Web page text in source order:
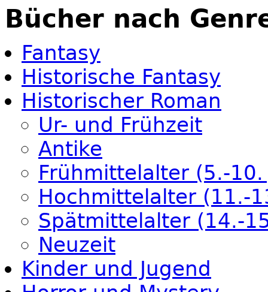
Bücher nach
Fantasy
Historische Fantasy
Historischer Roman
Ur- und Frühzeit
Antike
Frühmittelalter (5.-10.
Hochmittelalter (11.-
Spätmittelalter (14.-
Neuzeit
Kinder und Jugend